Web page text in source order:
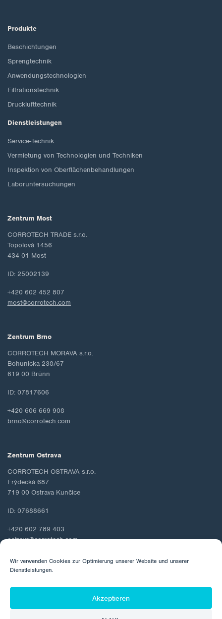
Wir verwenden Cookies zur Optimierung unserer Website und unserer
Dienstleistungen.
Akzeptieren
Produkte
Beschichtungen
Sprengtechnik
Anwendungstechnologien
Filtrationstechnik
Drucklufttechnik
Dienstleistungen
Service-Technik
Vermietung von Technologien und Techniken
Inspektion von Oberflächenbehandlungen
Laboruntersuchungen
Zentrum Most
CORROTECH TRADE s.r.o.
Topolová 1456
434 01 Most
ID: 25002139
+420 602 452 807
most@corrotech.com
Zentrum Brno
CORROTECH MORAVA s.r.o.
Bohunicka 238/67
619 00 Brünn
ID: 07817606
+420 606 669 908
brno@corrotech.com
Zentrum Ostrava
CORROTECH OSTRAVA s.r.o.
Frýdecká 687
719 00 Ostrava Kunčice
ID: 07688661
+420 602 789 403
ostrava@corrotech.com
© 2026 Corrotech